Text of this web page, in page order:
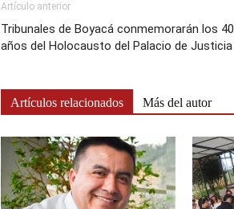
Artículo anterior
Tribunales de Boyacá conmemorarán los 40
años del Holocausto del Palacio de Justicia
Artículos relacionados Más del autor